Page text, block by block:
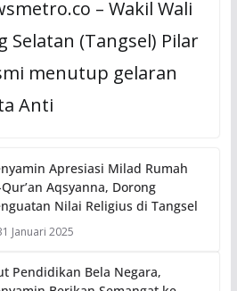
– Wakil Wali
Selatan (Tangsel) Pilar
menutup gelaran
Anti
Apresiasi Milad Rumah
Aqsyanna, Dorong
Nilai Religius di Tangsel
Januari 2025
Pendidikan Bela Negara,